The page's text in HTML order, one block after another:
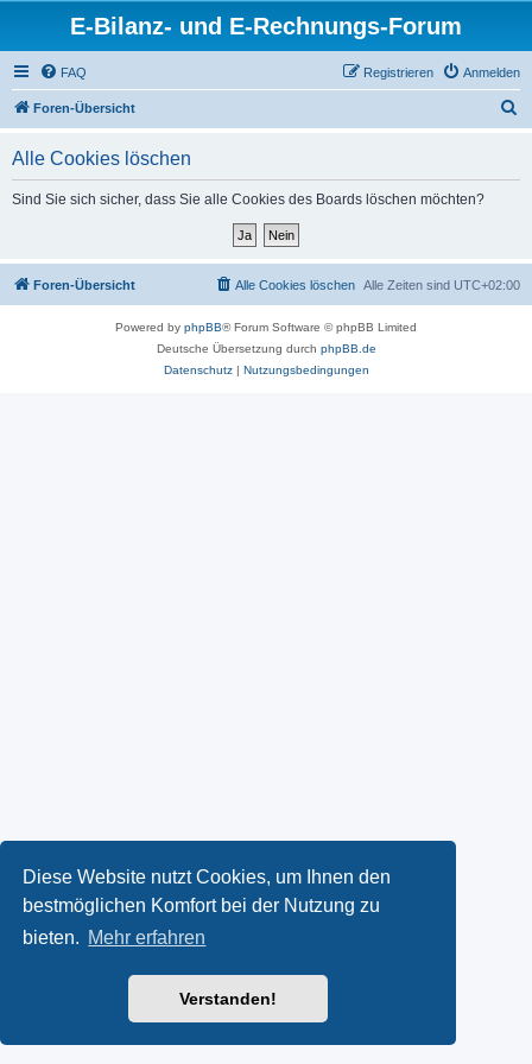
Diese Website nutzt Cookies, um Ihnen den
bestmöglichen Komfort bei der Nutzung zu
bieten. Mehr erfahren
Verstanden!
E-Bilanz- und E-Rechnungs-Forum
FAQ Anmelden
Registrieren
Foren-Übersicht
Alle Cookies löschen
Sind Sie sich sicher, dass Sie alle Cookies des Boards löschen möchten?
Foren-Übersicht Alle Zeiten sind UTC+02:00
Alle Cookies löschen
Powered by phpBB® Forum Software © phpBB Limited
Deutsche Übersetzung durch phpBB.de
Datenschutz| Nutzungsbedingungen